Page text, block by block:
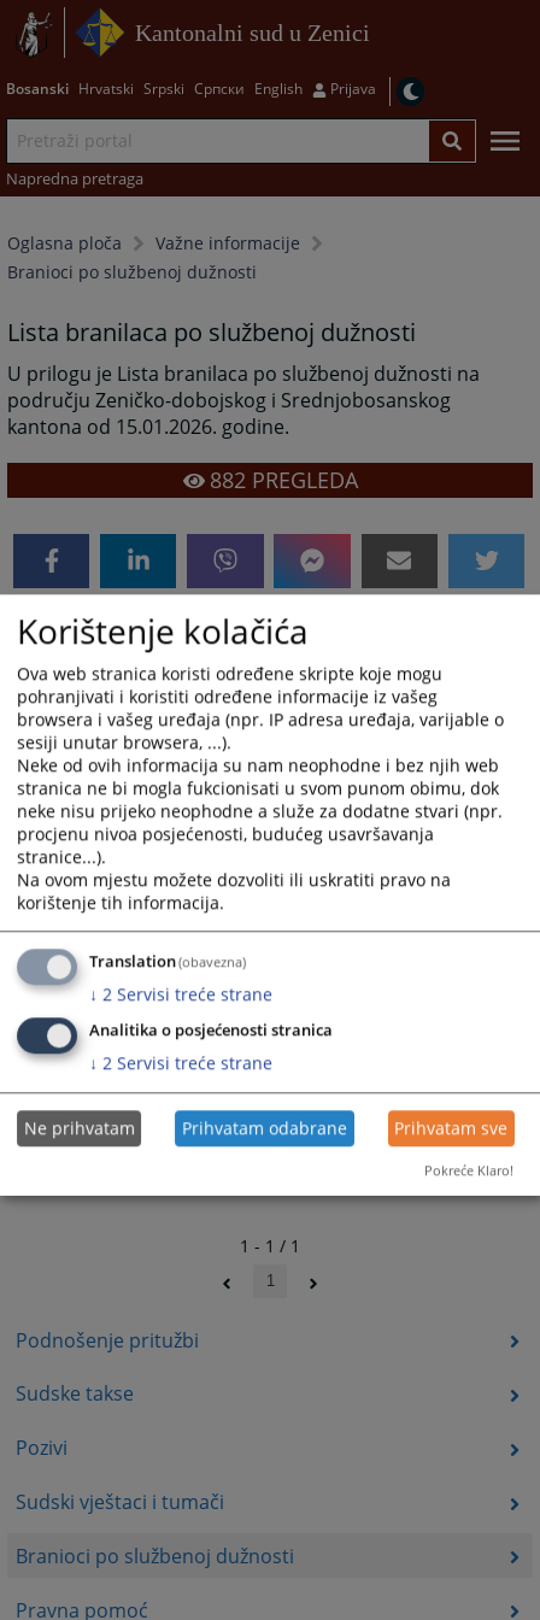
Kantonalni sud u Zenici
Bosanski Hrvatski Srpski Српски English Prijava
Napredna pretraga
Oglasna ploča
Važne informacije
Branioci po službenoj dužnosti
Podnošenje pritužbi
Sudske takse
Pozivi
Sudski vještaci i tumači
Branioci po službenoj dužnosti
Pravna pomoć
Lista branilaca po službenoj dužnosti
U prilogu je Lista branilaca po službenoj dužnosti na
području Zeničko-dobojskog i Srednjobosanskog
kantona od 15.01.2026. godine.
882PREGLEDA
Prateći dokumenti
Lista branilaca po službenoj dužnosti za ZDK i SBK od
15.01.2026. godine
1 - 1 / 1
1
Korištenje kolačića
Ova web stranica koristi određene skripte koje mogu
pohranjivati i koristiti određene informacije iz vašeg
browsera i vašeg uređaja (npr. IP adresa uređaja, varijable o
sesiji unutar browsera, ...).
Neke od ovih informacija su nam neophodne i bez njih web
stranica ne bi mogla fukcionisati u svom punom obimu, dok
neke nisu prijeko neophodne a služe za dodatne stvari (npr.
procjenu nivoa posjećenosti, budućeg usavršavanja
stranice...).
Na ovom mjestu možete dozvoliti ili uskratiti pravo na
korištenje tih informacija.
Translation(obavezna)
↓ 2 Servisi treće strane
Analitika o posjećenosti stranica
↓ 2 Servisi treće strane
Ne prihvatam Prihvatam odabrane Prihvatam sve
Pokreće Klaro!